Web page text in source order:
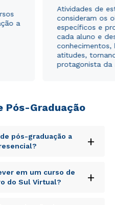
a
Atividades de
consideram os
específicos e
cada aluno e
conhecimentos,
atitudes,
protagonista da
Pós-Graduação
pós-graduação a
+
iste natus error sit
laudantium,
quae ab illo inventore
em um curso de
do Sul Virtual?
+